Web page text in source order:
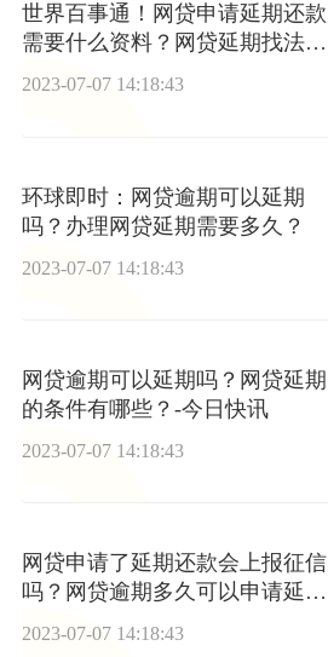
世界百事通！网贷申请延期还款
需要什么资料？网贷延期找法务
能延期吗？
2023-07-07 14:18:43
环球即时：网贷逾期可以延期
吗？办理网贷延期需要多久？
2023-07-07 14:18:43
网贷逾期可以延期吗？网贷延期
的条件有哪些？-今日快讯
2023-07-07 14:18:43
网贷申请了延期还款会上报征信
吗？网贷逾期多久可以申请延
期？
2023-07-07 14:18:43